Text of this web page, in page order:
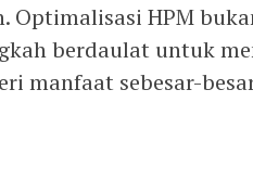
Optimalisasi HPM
berdaulat untuk
manfaat sebesar-